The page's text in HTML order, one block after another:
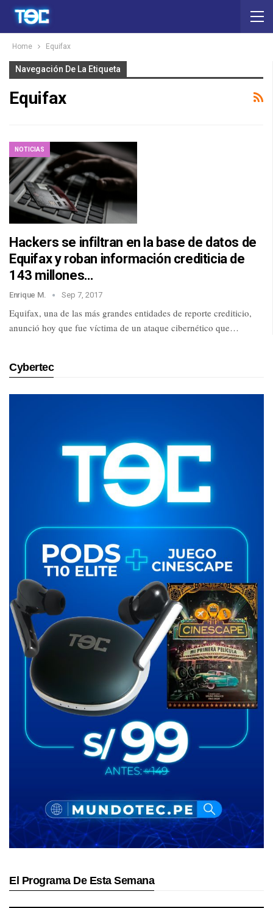
Home Equifax
Navegación De La Etiqueta
Equifax
NOTICIAS
Hackers se infiltran en la base de datos de
Equifax y roban información crediticia de
143 millones…
Enrique M. Sep 7, 2017
Equifax, una de las más grandes entidades de reporte crediticio,
anunció hoy que fue víctima de un ataque cibernético que…
Cybertec
El Programa De Esta Semana